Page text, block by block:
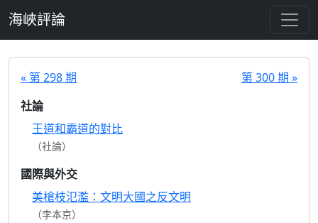
海峽評論
« 第 298 期
第 300 期 »
社論
王道和霸道的對比
（社論）
國際與外交
美槍枝氾濫：文明大國之反文明
（李本京）